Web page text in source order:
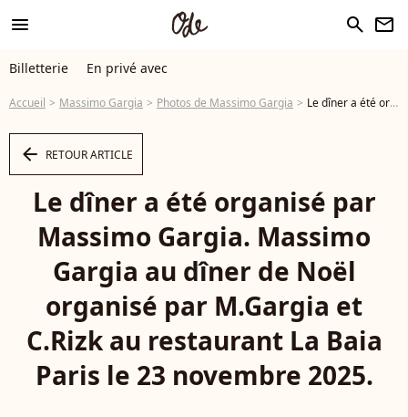
menu search newsletter
Billetterie En privé avec
Accueil Massimo Gargia Photos de Massimo Gargia Le dîner a été organisé par Massimo Gargia. Massimo Gargia au dîner de Noël organisé par M.Gargia et C.Rizk au restaurant La Baia Paris le 23 novembre 2025. © Sébastien Frémont / Bestimage - Photo
arrow_left RETOUR ARTICLE
Le dîner a été organisé par
Massimo Gargia. Massimo
Gargia au dîner de Noël
organisé par M.Gargia et
C.Rizk au restaurant La Baia
Paris le 23 novembre 2025.